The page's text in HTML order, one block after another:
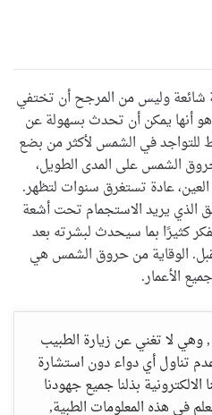
وليس من المرجح أن تختفي
أنها يمكن أن تحدث بسهولة عن
في الشمس لأكثر من بضع
الشمس على المدى الطويل،
عادة تستغرق سنوات لتظهر.
الذي يريد الاستجمام تحت أشعة
كثيرًا بما سيحدث لبشرته بعد
الوقاية من حروق الشمس هي
الأعمار.
وهي لا تغني عن زيارة الطبيب
تناول أي دواء دون استشارة
بذلنا جميع جهودنا
في هذه المعلومات الطبية,